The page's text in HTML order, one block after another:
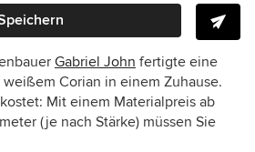
Gabriel John fertigte eine
Corian in einem Zuhause.
Mit einem Materialpreis ab
(je nach Stärke) müssen Sie